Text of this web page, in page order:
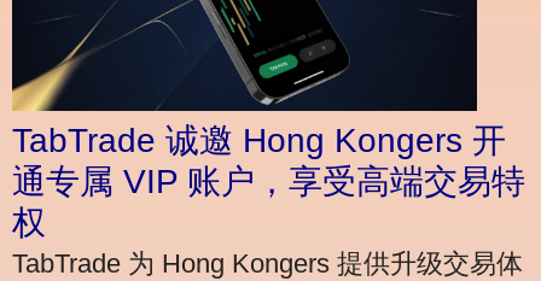
TabTrade 诚邀 Hong Kongers 开
通专属 VIP 账户，享受高端交易特
权
TabTrade 为 Hong Kongers 提供升级交易体